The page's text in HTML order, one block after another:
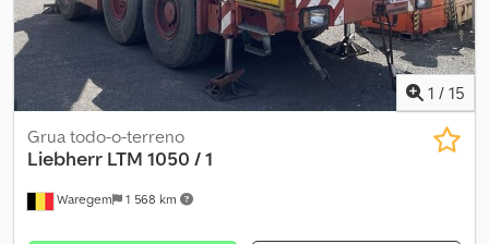
1 / 15
Waregem 1 568 km
Grua todo-o-terreno
Liebherr LTM 1050 / 1